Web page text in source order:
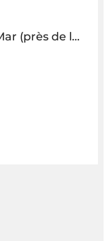
à n'importe quel arrêt tout au long du circuit !